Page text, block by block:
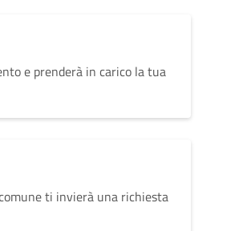
e prenderà in carico la tua
ti invierà una richiesta